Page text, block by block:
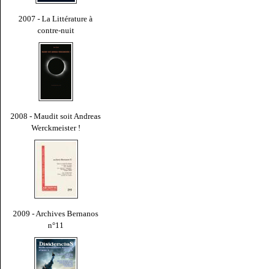
2007 - La Littérature à
contre-nuit
2008 - Maudit soit Andreas
Werckmeister !
2009 - Archives Bernanos
n°11